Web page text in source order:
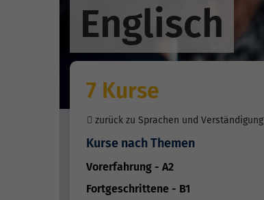
Englisch
7 Kurse
zurück zu Sprachen und Verständigung
Kurse nach Themen
Vorerfahrung - A2
Fortgeschrittene - B1